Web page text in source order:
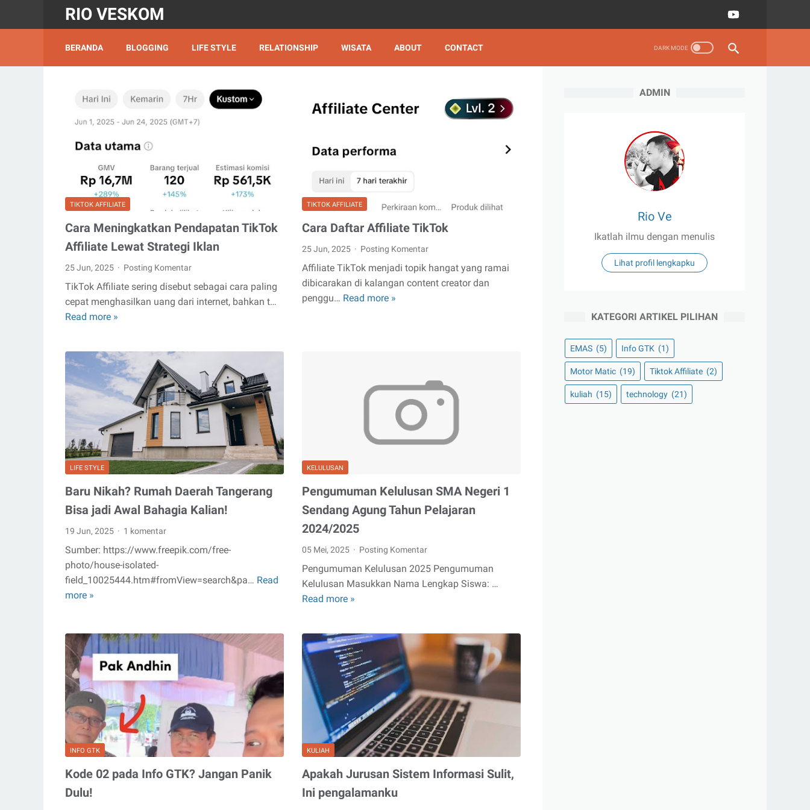
RIO VESKOM
BERANDA BLOGGING LIFE STYLE RELATIONSHIP WISATA ABOUT CONTACT
TIKTOK AFFILIATE
Cara Meningkatkan Pendapatan TikTok
Affiliate Lewat Strategi Iklan
25 Jun, 2025 Posting Komentar
TikTok Affiliate sering disebut sebagai cara paling
cepat menghasilkan uang dari internet, bahkan t…
Read more »
Pendapatan
TikTok
Affiliate
Lewat
Strategi
Iklan
TIKTOK AFFILIATE
Cara Daftar Affiliate TikTok
25 Jun, 2025 Posting Komentar
Affiliate TikTok menjadi topik hangat yang ramai
dibicarakan di kalangan content creator dan
penggu… Read more »
LIFE STYLE
Baru Nikah? Rumah Daerah Tangerang
Bisa jadi Awal Bahagia Kalian!
19 Jun, 2025 1 komentar
Sumber: https://www.freepik.com/free-
photo/house-isolated-
field_10025444.htm#fromView=search&pa… Read
more »
Baru
Tangerang
Bisa
jadi
Awal
Bahagia
Kalian!
KELULUSAN
Pengumuman Kelulusan SMA Negeri 1
Sendang Agung Tahun Pelajaran
2024/2025
05 Mei, 2025 Posting Komentar
Pengumuman Kelulusan 2025 Pengumuman
Kelulusan Masukkan Nama Lengkap Siswa: …
Read more »
SMA
Negeri
1
Sendang
Agung
Tahun
Pelajaran
2024/2025
INFO GTK
Kode 02 pada Info GTK? Jangan Panik
Dulu!
KULIAH
Apakah Jurusan Sistem Informasi Sulit,
Ini pengalamanku
ADMIN
Rio Ve
Ikatlah ilmu dengan menulis
Lihat profil lengkapku
KATEGORI ARTIKEL PILIHAN
EMAS (5) Info GTK (1)
Motor Matic (19) Tiktok Affiliate (2)
kuliah (15) technology (21)